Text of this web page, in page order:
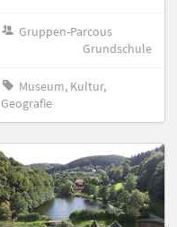
Gruppen-Parcous
Grundschule
Museum, Kultur,
Geografie